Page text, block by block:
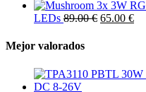
LEDs 89.00 € 65.00 €
Mejor valorados